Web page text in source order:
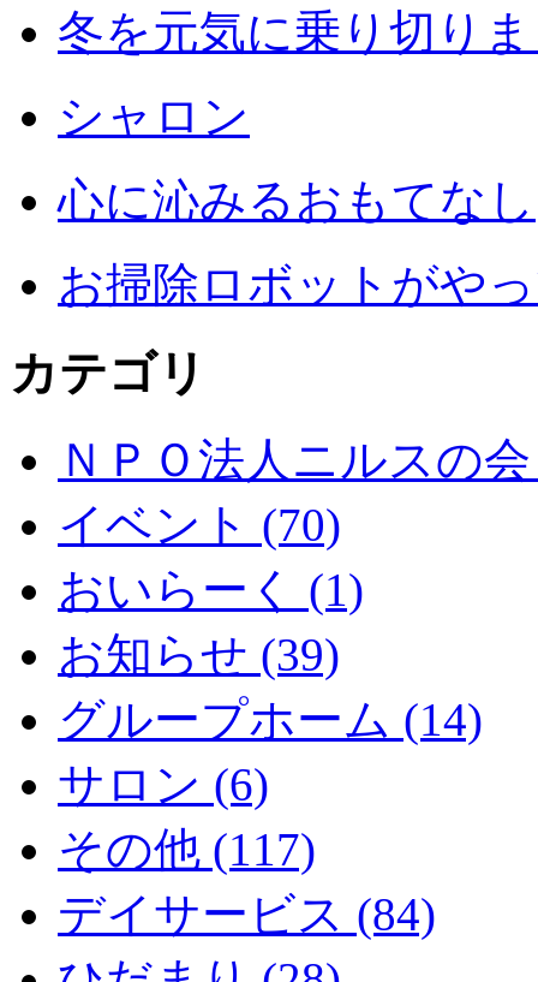
冬を元気に乗り切り
シャロン
心に沁みるおもてなし
お掃除ロボットがや
カテゴリ
ＮＰＯ法人ニルスの
イベント (70)
おいらーく (1)
お知らせ (39)
グループホーム (14)
サロン (6)
その他 (117)
デイサービス (84)